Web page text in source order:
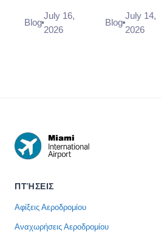
Uber - every
way from MIA
Blog
July 16,
2026
Uber (2026
Guide)
$35 flat rate is
gone) or Uber -
Blog
July 14,
2026
ΠΤΉΣΕΙΣ
Αφίξεις Αεροδρομίου
Αναχωρήσεις Αεροδρομίου